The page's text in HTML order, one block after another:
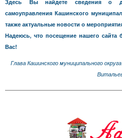
Здесь Вы найдете сведения о
самоуправления Кашинского
также актуальные новости о
Надеюсь, что посещение нашего
Вас!
Глава Кашинского муниципального